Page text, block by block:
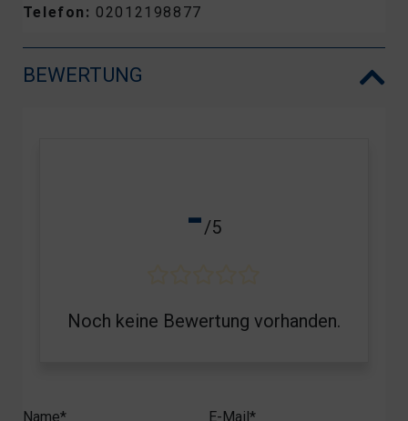
Telefon: 02012198877
BEWERTUNG
-/5
Noch keine Bewertung vorhanden.
Name* E-Mail*